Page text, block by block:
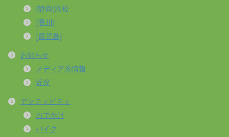
[静岡]浜松
[香川]
[鹿児島]
お知らせ
メディア系情報
近況
アクティビティ
おでかけ
バイク